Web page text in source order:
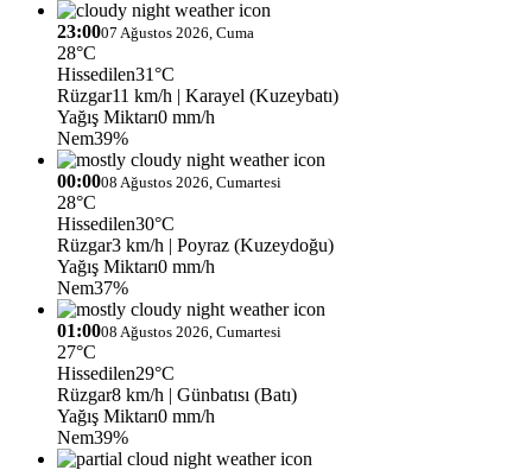
23:0007 Ağustos 2026, Cuma
28°C
Hissedilen31°C
Rüzgar11 km/h | Karayel (Kuzeybatı)
Yağış Miktarı0 mm/h
Nem39%
00:0008 Ağustos 2026, Cumartesi
28°C
Hissedilen30°C
Rüzgar3 km/h | Poyraz (Kuzeydoğu)
Yağış Miktarı0 mm/h
Nem37%
01:0008 Ağustos 2026, Cumartesi
27°C
Hissedilen29°C
Rüzgar8 km/h | Günbatısı (Batı)
Yağış Miktarı0 mm/h
Nem39%